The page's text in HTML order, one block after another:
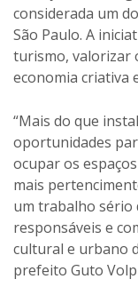
considerada um
São Paulo. A
turismo, valorizar
economia criativa
“Mais do que
oportunidades
ocupar os
mais
um trabalho sério
responsáveis e
cultural e urbano
prefeito Guto